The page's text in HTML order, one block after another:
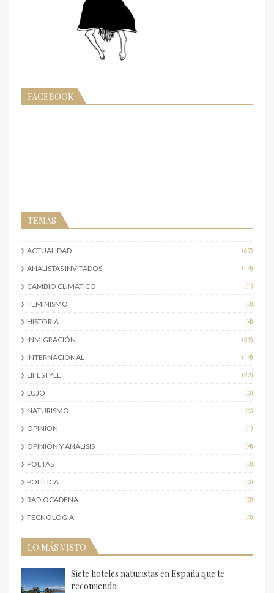
FACEBOOK
TEMAS
ACTUALIDAD (67)
ANALISTAS INVITADOS (14)
CAMBIO CLIMÁTICO (1)
FEMINISMO (3)
HISTORIA (4)
INMIGRACIÓN (39)
INTERNACIONAL (14)
LIFESTYLE (22)
LUJO (3)
NATURISMO (1)
OPINION (1)
OPINIÓN Y ANÁLISIS (4)
POETAS (3)
POLÍTICA (6)
RADIOCADENA (3)
TECNOLOGIA (3)
LO MÁS VISTO
Siete hoteles naturistas en España que te
recomiendo